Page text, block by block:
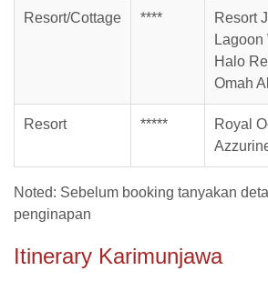
Resort/Cottage ****
Resort
Lagoon
Halo
Omah
Resort *****
Royal
Noted: Sebelum booking tanyakan
penginapan
Itinerary Karimunjawa